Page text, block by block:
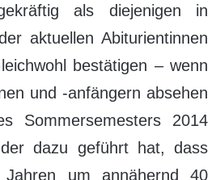
als diejenigen in
aktuellen Abiturientinnen
bestätigen – wenn
und -anfängern absehen
Sommersemesters 2014
dazu geführt hat, dass
Jahren um annähernd 40